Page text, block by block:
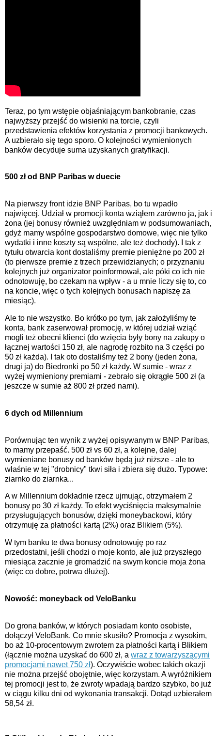
Teraz, po tym wstępie objaśniającym bankobranie, czas
najwyższy przejść do wisienki na torcie, czyli
przedstawienia efektów korzystania z promocji bankowych.
A uzbierało się tego sporo. O kolejności wymienionych
banków decyduje suma uzyskanych gratyfikacji.
500 zł od BNP Paribas w duecie
Na pierwszy front idzie BNP Paribas, bo tu wpadło
najwięcej. Udział w promocji konta wziąłem zarówno ja, jak i
żona (jej bonusy również uwzględniam w podsumowaniach,
gdyż mamy wspólne gospodarstwo domowe, więc nie tylko
wydatki i inne koszty są wspólne, ale też dochody). I tak z
tytułu otwarcia kont dostaliśmy premie pieniężne po 200 zł
(to pierwsze premie z trzech przewidzianych; o przyznaniu
kolejnych już organizator poinformował, ale póki co ich nie
odnotowuję, bo czekam na wpływ - a u mnie liczy się to, co
na koncie, więc o tych kolejnych bonusach napiszę za
miesiąc).
Ale to nie wszystko. Bo krótko po tym, jak założyliśmy te
konta, bank zaserwował promocję, w której udział wziąć
mogli też obecni klienci (do wzięcia były bony na zakupy o
łącznej wartości 150 zł, ale nagrodę rozbito na 3 części po
50 zł każda). I tak oto dostaliśmy też 2 bony (jeden żona,
drugi ja) do Biedronki po 50 zł każdy. W sumie - wraz z
wyżej wymieniony premiami - zebrało się okrągłe 500 zł (a
jeszcze w sumie aż 800 zł przed nami).
6 dych od Millennium
Porównując ten wynik z wyżej opisywanym w BNP Paribas,
to mamy przepaść. 500 zł vs 60 zł, a kolejne, dalej
wymieniane bonusy od banków będą już niższe - ale to
właśnie w tej "drobnicy" tkwi siła i zbiera się dużo. Typowe:
ziarnko do ziarnka...
A w Millennium dokładnie rzecz ujmując, otrzymałem 2
bonusy po 30 zł każdy. To efekt wyciśnięcia maksymalnie
przysługujących bonusów, dzięki moneybackowi, który
otrzymuję za płatności kartą (2%) oraz Blikiem (5%).
W tym banku te dwa bonusy odnotowuję po raz
przedostatni, jeśli chodzi o moje konto, ale już przyszłego
miesiąca zacznie je gromadzić na swym koncie moja żona
(więc co dobre, potrwa dłużej).
Nowość: moneyback od VeloBanku
Do grona banków, w których posiadam konto osobiste,
dołączył VeloBank. Co mnie skusiło? Promocja z wysokim,
bo aż 10-procentowym zwrotem za płatności kartą i Blikiem
(łącznie można uzyskać do 600 zł, a wraz z towarzyszącymi
promocjami nawet 750 zł). Oczywiście wobec takich okazji
nie można przejść obojętnie, więc korzystam. A wyróżnikiem
tej promocji jest to, że zwroty wpadają bardzo szybko, bo już
w ciągu kilku dni od wykonania transakcji. Dotąd uzbierałem
58,54 zł.